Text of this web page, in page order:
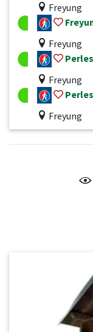
Freyung
Freyung
Freyung
Freyung